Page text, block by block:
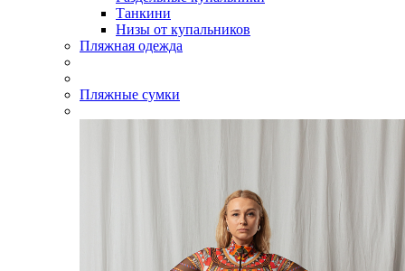
Танкини
Низы от купальников
Пляжная одежда
Пляжные сумки